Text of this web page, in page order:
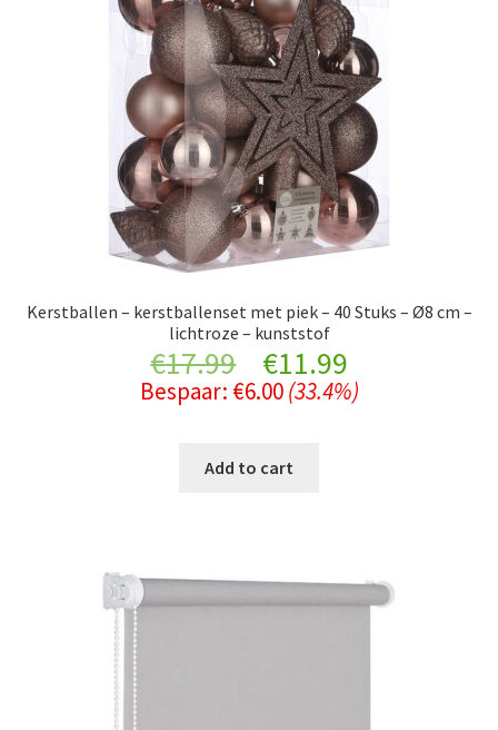
Kerstballen – kerstballenset met piek – 40 Stuks – Ø8 cm –
lichtroze – kunststof
€17.99
Original
price
was:
€11.99Current
price
Bespaar: €6.00 (33.4%)
Add to cart